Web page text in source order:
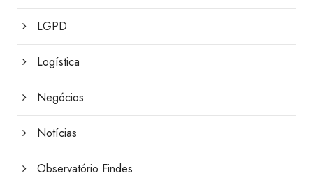
LGPD
Logística
Negócios
Notícias
Observatório Findes